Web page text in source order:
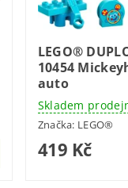
LEGO®
10454
auto
Skladem
Značka: LEGO®
419 Kč